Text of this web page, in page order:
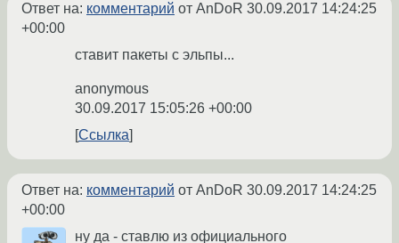
Ответ на: комментарий от AnDoR 30.09.2017 14:24:25
+00:00
ставит пакеты с эльпы...
anonymous
30.09.2017 15:05:26 +00:00
Ссылка
Ответ на: комментарий от AnDoR 30.09.2017 14:24:25
+00:00
ну да - ставлю из официального